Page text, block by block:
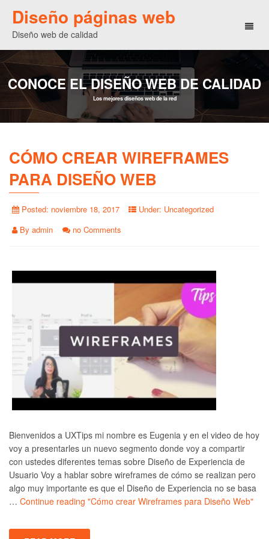
Diseño páginas web
Diseño web de calidad
CONOCE EL DISEÑO WEB DE CALIDAD
Los mejores diseños web de la red
CÓMO CREAR WIREFRAMES
PARA DISEÑO WEB
Posted: noviembre 18, 2017 Under: Uncategorized
By admin no Comments
Bienvenidos a UXTips mi nombre es Eugenia y en el video de hoy
voy a presentarles un nuevo segmento donde voy a compartir
con ustedes diferentes temas sobre Diseño de Experiencia de
Usuario Voy a hablar sobre wireframes de cómo se realizan pero
algo muy importante es que el Diseño de Experiencia no se basa
… Continue reading "Cómo crear Wireframes para Diseño Web"